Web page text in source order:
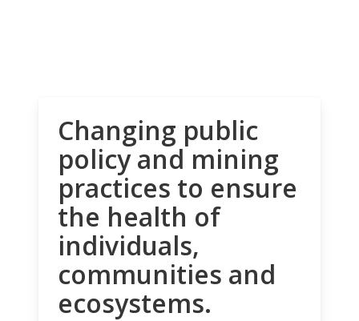
Changing public
policy and mining
practices to ensure
the health of
individuals,
communities and
ecosystems.